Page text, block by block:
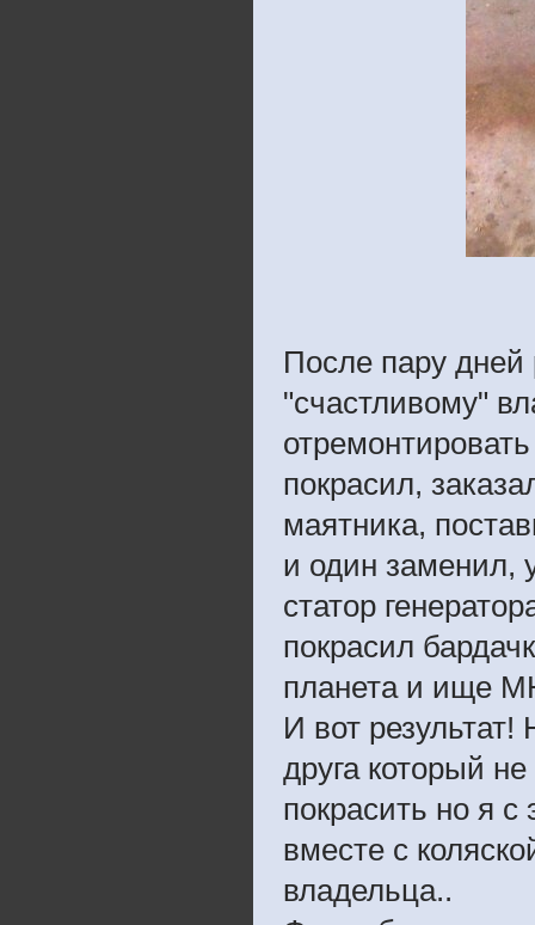
После пару
"счастливому"
покрасил,
маятника,
и один заменил,
статор
покрасил
планета и
И вот
друга который
покрасить но я
вместе с
владельца..